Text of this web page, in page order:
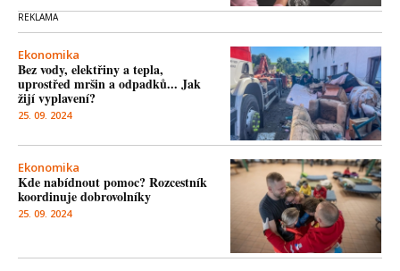
Ekonomika
Bez vody, elektřiny a tepla,
uprostřed mršin a odpadků... Jak
žijí vyplavení?
25. 09. 2024
Ekonomika
Kde nabídnout pomoc? Rozcestník
koordinuje dobrovolníky
25. 09. 2024